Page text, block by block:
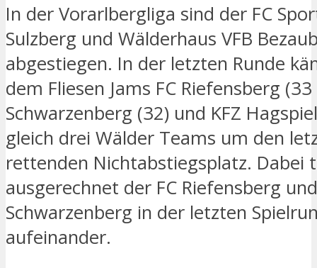
In der Vorarlbergliga sind der FC
Sulzberg und Wälderhaus VFB
abgestiegen. In der letzten Runde
dem Fliesen Jams FC Riefensberg (33
Schwarzenberg (32) und KFZ
gleich drei Wälder Teams um den
rettenden Nichtabstiegsplatz. Dabei
ausgerechnet der FC Riefensberg
Schwarzenberg in der letzten
aufeinander.